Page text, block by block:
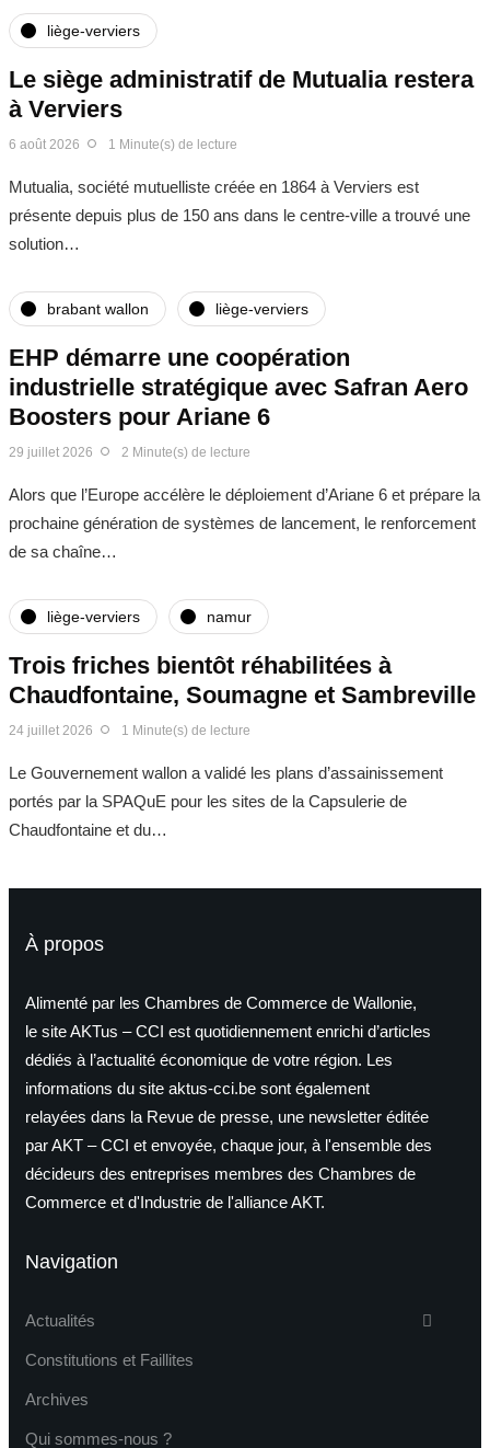
liège-verviers
Le siège administratif de Mutualia restera
à Verviers
6 août 2026 1 Minute(s) de lecture
Mutualia, société mutuelliste créée en 1864 à Verviers est
présente depuis plus de 150 ans dans le centre-ville a trouvé une
solution…
brabant wallon liège-verviers
EHP démarre une coopération
industrielle stratégique avec Safran Aero
Boosters pour Ariane 6
29 juillet 2026 2 Minute(s) de lecture
Alors que l’Europe accélère le déploiement d’Ariane 6 et prépare la
prochaine génération de systèmes de lancement, le renforcement
de sa chaîne…
liège-verviers namur
Trois friches bientôt réhabilitées à
Chaudfontaine, Soumagne et Sambreville
24 juillet 2026 1 Minute(s) de lecture
Le Gouvernement wallon a validé les plans d’assainissement
portés par la SPAQuE pour les sites de la Capsulerie de
Chaudfontaine et du…
À propos
Alimenté par les Chambres de Commerce de Wallonie,
le site AKTus – CCI est quotidiennement enrichi d’articles
dédiés à l’actualité économique de votre région. Les
informations du site aktus-cci.be sont également
relayées dans la Revue de presse, une newsletter éditée
par AKT – CCI et envoyée, chaque jour, à l'ensemble des
décideurs des entreprises membres des Chambres de
Commerce et d'Industrie de l'alliance AKT.
Navigation
Actualités
Constitutions et Faillites
Archives
Qui sommes-nous ?